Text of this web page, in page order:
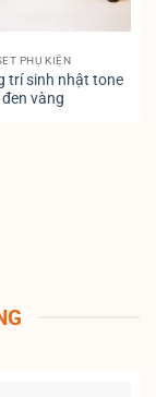
PHỤ KIỆN
trí sinh nhật tone
đen vàng